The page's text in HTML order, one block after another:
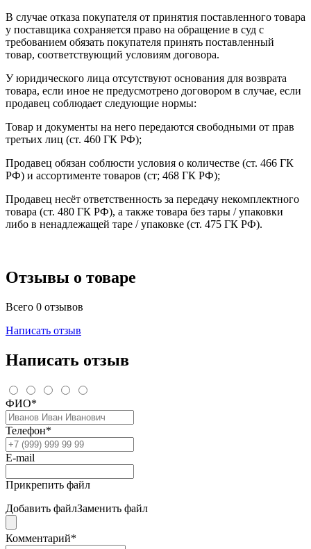
В случае отказа покупателя от принятия поставленного товара
у поставщика сохраняется право на обращение в суд с
требованием обязать покупателя принять поставленный
товар, соответствующий условиям договора.
У юридического лица отсутствуют основания для возврата
товара, если иное не предусмотрено договором в случае, если
продавец соблюдает следующие нормы:
Товар и документы на него передаются свободными от прав
третьих лиц (ст. 460 ГК РФ);
Продавец обязан соблюсти условия о количестве (ст. 466 ГК
РФ) и ассортименте товаров (ст; 468 ГК РФ);
Продавец несёт ответственность за передачу некомплектного
товара (ст. 480 ГК РФ), а также товара без тары / упаковки
либо в ненадлежащей таре / упаковке (ст. 475 ГК РФ).
Отзывы о товаре
Всего 0 отзывов
Написать отзыв
Написать отзыв
ФИО*
Телефон*
E-mail
Прикрепить файл
Добавить файлЗаменить файл
Комментарий*